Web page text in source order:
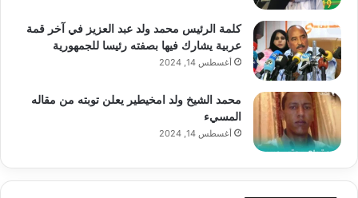
كلمة الرئيس محمد ولد عبد العزيز في آخر قمة
عربية يشارك فيها بصفته رئيسا للجمهورية
أغسطس 14, 2024
محمد الشيخ ولد امخيطير يعلن توبته من مقاله
المسيء
أغسطس 14, 2024